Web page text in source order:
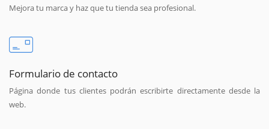
Mejora tu marca y haz que tu tienda sea profesional.
Formulario de contacto
Página donde tus clientes podrán escribirte directamente desde la
web.